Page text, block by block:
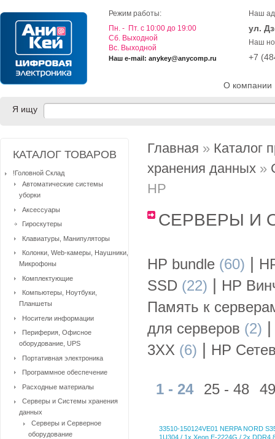
О компании
Режим работы:
Пн. - Пт. с 10:00 до 19:00
Cб. Выходной
Вс. Выходной
Наш e-mail: anykey@anycomp.ru
Наш
ул.
Наш
+7
Я ищу
Главная » Каталог
хранения данных »
HP
СЕРВЕРЫ И
HP bundle (60)
SSD (22)
HP
Память к
для серверов (2)
3XX (6) HP
1 - 24 25 - 48
33510-150124VE01 NERPA NORD
1U304 / 1x Xeon E-2224G / 2x DDR4
КАТАЛОГ ТОВАРОВ
!Головной Склад
Автоматические системы
уборки
Аксессуары
Гироскутеры
Клавиатуры, Манипуляторы
Колонки, Web-камеры, Наушники,
Микрофоны
Комплектующие
Компьютеры, Ноутбуки,
Планшеты
Носители информации
Периферия, Офисное
оборудование, UPS
Портативная электроника
Программное обеспечение
Расходные материалы
Серверы и Системы хранения
данных
Серверы и Серверное
оборудование